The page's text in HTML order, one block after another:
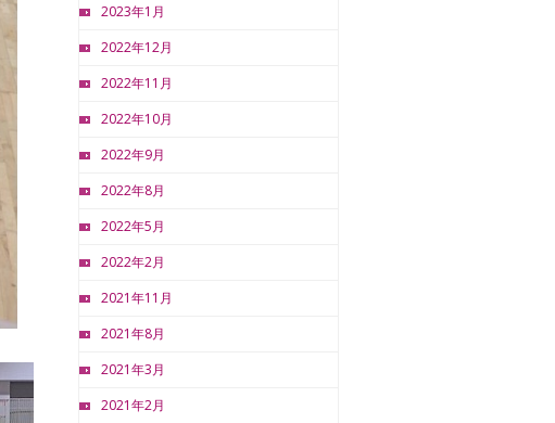
2023年1月
2022年12月
2022年11月
2022年10月
2022年9月
2022年8月
2022年5月
2022年2月
2021年11月
2021年8月
2021年3月
2021年2月